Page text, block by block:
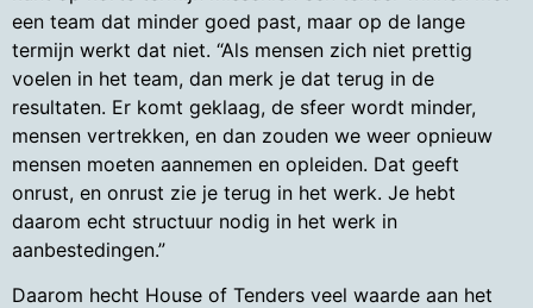
een team dat minder goed past, maar op de lange
termijn werkt dat niet. “Als mensen zich niet prettig
voelen in het team, dan merk je dat terug in de
resultaten. Er komt geklaag, de sfeer wordt minder,
mensen vertrekken, en dan zouden we weer opnieuw
mensen moeten aannemen en opleiden. Dat geeft
onrust, en onrust zie je terug in het werk. Je hebt
daarom echt structuur nodig in het werk in
aanbestedingen.”
Daarom hecht House of Tenders veel waarde aan het